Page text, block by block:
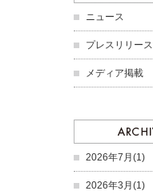
ニュース
プレスリリース
メディア掲載
2026年7月(1)
2026年3月(1)